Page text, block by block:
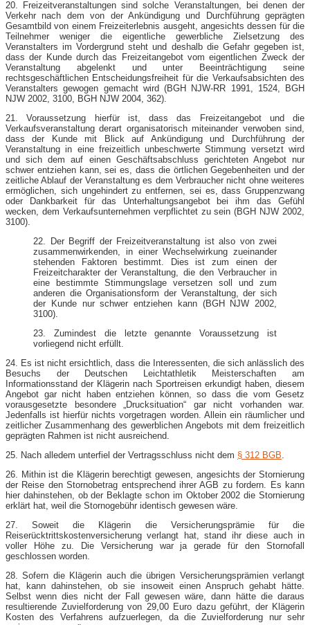
20. Freizeitveranstaltungen sind solche Veranstaltungen, bei denen der
Verkehr nach dem von der Ankündigung und Durchführung geprägten
Gesamtbild von einem Freizeiterlebnis ausgeht, angesichts dessen für die
Teilnehmer weniger die eigentliche gewerbliche Zielsetzung des
Veranstalters im Vordergrund steht und deshalb die Gefahr gegeben ist,
dass der Kunde durch das Freizeitangebot vom eigentlichen Zweck der
Veranstaltung abgelenkt und unter Beeinträchtigung seine
rechtsgeschäftlichen Entscheidungsfreiheit für die Verkaufsabsichten des
Veranstalters gewogen gemacht wird (BGH NJW-RR 1991, 1524, BGH
NJW 2002, 3100, BGH NJW 2004, 362).
21. Voraussetzung hierfür ist, dass das Freizeitangebot und die
Verkaufsveranstaltung derart organisatorisch miteinander verwoben sind,
dass der Kunde mit Blick auf Ankündigung und Durchführung der
Veranstaltung in eine freizeitlich unbeschwerte Stimmung versetzt wird
und sich dem auf einen Geschäftsabschluss gerichteten Angebot nur
schwer entziehen kann, sei es, dass die örtlichen Gegebenheiten und der
zeitliche Ablauf der Veranstaltung es dem Verbraucher nicht ohne weiteres
ermöglichen, sich ungehindert zu entfernen, sei es, dass Gruppenzwang
oder Dankbarkeit für das Unterhaltungsangebot bei ihm das Gefühl
wecken, dem Verkaufsunternehmen verpflichtet zu sein (BGH NJW 2002,
3100).
22. Der Begriff der Freizeitveranstaltung ist also von zwei
zusammenwirkenden, in einer Wechselwirkung zueinander
stehenden Faktoren bestimmt. Dies ist zum einen der
Freizeitcharakter der Veranstaltung, die den Verbraucher in
eine bestimmte Stimmungslage versetzen soll und zum
anderen die Organisationsform der Veranstaltung, der sich
der Kunde nur schwer entziehen kann (BGH NJW 2002,
3100).
23. Zumindest die letzte genannte Voraussetzung ist
vorliegend nicht erfüllt.
24. Es ist nicht ersichtlich, dass die Interessenten, die sich anlässlich des
Besuchs der Deutschen Leichtathletik Meisterschaften am
Informationsstand der Klägerin nach Sportreisen erkundigt haben, diesem
Angebot gar nicht haben entziehen können, so dass die vom Gesetz
vorausgesetzte besondere „Drucksituation“ gar nicht vorhanden war.
Jedenfalls ist hierfür nichts vorgetragen worden. Allein ein räumlicher und
zeitlicher Zusammenhang des gewerblichen Angebots mit dem freizeitlich
geprägten Rahmen ist nicht ausreichend.
25. Nach alledem unterfiel der Vertragsschluss nicht dem § 312 BGB
26. Mithin ist die Klägerin berechtigt gewesen, angesichts der Stornierung
der Reise den Stornobetrag entsprechend ihrer AGB zu fordern. Es kann
hier dahinstehen, ob der Beklagte schon im Oktober 2002 die Stornierung
erklärt hat, weil die Stornogebühr identisch gewesen wäre.
27. Soweit die Klägerin die Versicherungsprämie für die
Reiserücktrittskostenversicherung verlangt hat, stand ihr diese auch in
voller Höhe zu. Die Versicherung war ja gerade für den Stornofall
geschlossen worden.
28. Sofern die Klägerin auch die übrigen Versicherungsprämien verlangt
hat, kann dahinstehen, ob sie insoweit einen Anspruch gehabt hätte.
Selbst wenn dies nicht der Fall gewesen wäre, dann hätte die daraus
resultierende Zuvielforderung von 29,00 Euro dazu geführt, der Klägerin
Kosten des Verfahrens aufzuerlegen, da die Zuvielforderung nur sehr